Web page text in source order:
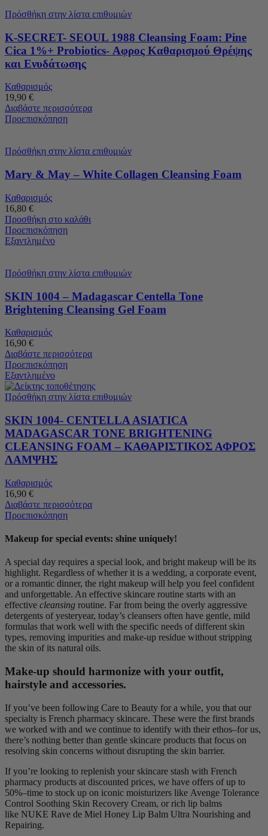
Πρόσθήκη στην λίστα επιθυμιών
K-SECRET- SEOUL 1988 Cleansing Foam: Pine
Cica 1%+ Probiotics- Αφρος Καθαρισμού Θρέψης
και Ενυδάτωσης
Καθαρισμός
19,90 €
Διαβάστε περισσότερα
Προεπισκόπηση
Πρόσθήκη στην λίστα επιθυμιών
Mary & May – White Collagen Cleansing Foam
Καθαρισμός
16,80 €
Προσθήκη στο καλάθι
Προεπισκόπηση
Εξαντλημένο
Πρόσθήκη στην λίστα επιθυμιών
SKIN 1004 – Madagascar Centella Tone
Brightening Cleansing Gel Foam
Καθαρισμός
16,90 €
Διαβάστε περισσότερα
Προεπισκόπηση
Εξαντλημένο
Πρόσθήκη στην λίστα επιθυμιών
SKIN 1004- CENTELLA ASIATICA
MADAGASCAR TONE BRIGHTENING
CLEANSING FOAM – ΚΑΘΑΡΙΣΤΙΚΟΣ ΑΦΡΟΣ
ΛΑΜΨΗΣ
Καθαρισμός
16,90 €
Διαβάστε περισσότερα
Προεπισκόπηση
Makeup for special events: shine uniquely!
A special day requires a special look, and bright makeup will be its
highlight. Regardless of whether it is a wedding, a corporate event,
or a romantic dinner, the right makeup will help you feel confident
and unforgettable. An effective skincare routine starts with an
effective cleansing routine. Far from being the overly aggressive
detergents of yesteryear, today’s cleansers often have gentle, mild
formulas that work well with the specific needs of different skin
types, removing impurities and make-up residue without stripping
the skin of its natural oils.
Make-up should harmonize with your outfit,
hairstyle and accessories.
If you’ve been following Care to Beauty for a while, you that our
specialty is French pharmacy skincare. These were the first brands
we worked with and we continue to identify with their ethos–for us,
there’s nothing better than gentle skincare products that focus on
resolving skin concerns without disrupting the skin barrier.
If you’re looking to replenish your skincare stash with French
pharmacy products at discounted prices, we have offers of up to
50%–time to stock up on iconic moisturizers like Avenge Tolerance
Control Soothing Skin Recovery Cream, or rich lip balms
like NUKE Rave de Miel Honey Lip Balm Ultra Nourishing and
Repairing.